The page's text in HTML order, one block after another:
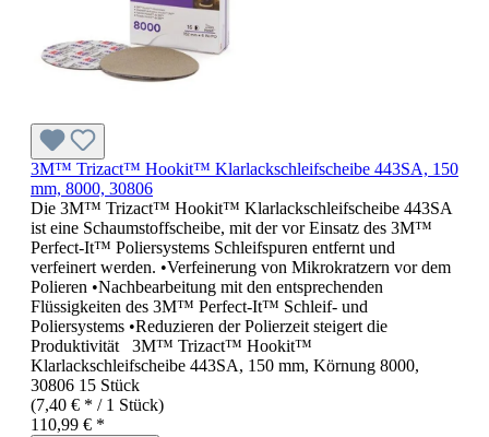
3M™ Trizact™ Hookit™ Klarlackschleifscheibe 443SA, 150
mm, 8000, 30806
Die 3M™ Trizact™ Hookit™ Klarlackschleifscheibe 443SA
ist eine Schaumstoffscheibe, mit der vor Einsatz des 3M™
Perfect-It™ Poliersystems Schleifspuren entfernt und
verfeinert werden. •Verfeinerung von Mikrokratzern vor dem
Polieren •Nachbearbeitung mit den entsprechenden
Flüssigkeiten des 3M™ Perfect-It™ Schleif- und
Poliersystems •Reduzieren der Polierzeit steigert die
Produktivität 3M™ Trizact™ Hookit™
Klarlackschleifscheibe 443SA, 150 mm, Körnung 8000,
30806 15 Stück
(7,40 € * / 1 Stück)
110,99 € *